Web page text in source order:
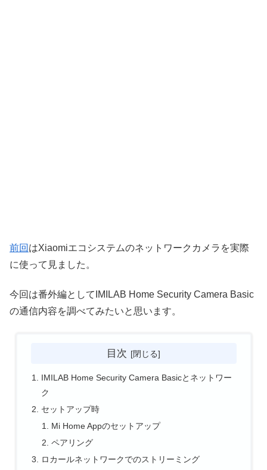
前回 はXiaomiエコシステムのネットワークカメラを実際
に使って見ました。
今回は番外編としてIMILAB Home Security Camera Basic
の通信内容を調べてみたいと思います。
目次
IMILAB Home Security Camera Basicとネットワー
ク
セットアップ時
Mi Home Appのセットアップ
ペアリング
ロカールネットワークでのストリーミング